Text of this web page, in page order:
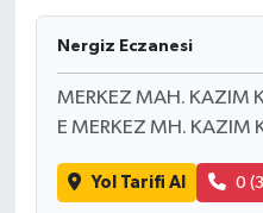
Nergiz Eczanesi
MERKEZ MAH. KAZIM
E MERKEZ MH. KAZIM
Yol Tarifi Al 0
Ardahan Müftülüğü
Artvin Müftülüğü
Aydın Müftülüğü
Kudüs
Kurban
Mukabele
Hutbeler
DİYANET AKADEMİ
DİYANET GENÇLİK